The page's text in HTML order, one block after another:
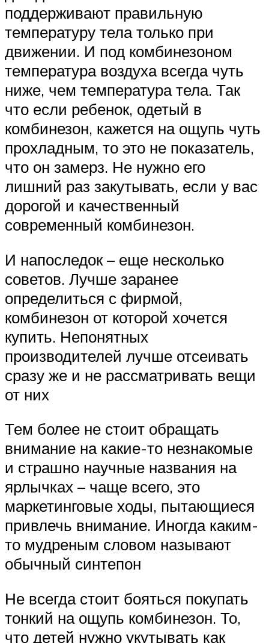
поддерживают правильную
температуру тела только при
движении. И под комбинезоном
температура воздуха всегда чуть
ниже, чем температура тела. Так
что если ребенок, одетый в
комбинезон, кажется на ощупь чуть
прохладным, то это не показатель,
что он замерз. Не нужно его
лишний раз закутывать, если у вас
дорогой и качественный
современный комбинезон.
И напоследок – еще несколько
советов. Лучше заранее
определиться с фирмой,
комбинезон от которой хочется
купить. Непонятных
производителей лучше отсеивать
сразу же и не рассматривать вещи
от них
Тем более не стоит обращать
внимание на какие-то незнакомые
и страшно научные названия на
ярлычках – чаще всего, это
маркетинговые ходы, пытающиеся
привлечь внимание. Иногда каким-
то мудреным словом называют
обычный синтепон
Не всегда стоит бояться покупать
тонкий на ощупь комбинезон. То,
что детей нужно укутывать как